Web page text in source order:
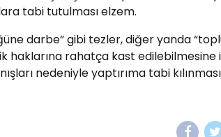
tabi tutulması elzem.
darbe” gibi tezler, diğer yanda
haklarına rahatça kast edilebilmesine
nedeniyle yaptırıma tabi